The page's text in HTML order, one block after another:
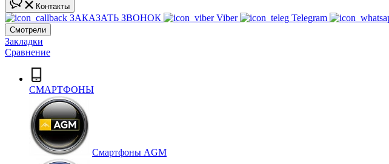
Контакты
ЗАКАЗАТЬ ЗВОНОК Viber Telegram
Смотрели
Закладки
Сравнение
СМАРТФОНЫ
Смартфоны AGM